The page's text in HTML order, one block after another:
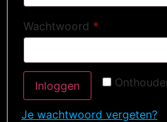
Wachtwoord *
Inloggen
Je wachtwoord vergeten?